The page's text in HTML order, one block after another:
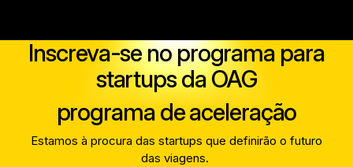
Inscreva-se no programa para
startups da OAG
programa de aceleração
Estamos à procura das startups que definirão o futuro
das viagens.